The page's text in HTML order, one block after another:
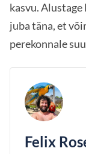
kasvu.
juba täna, et
perekonnale
Felix